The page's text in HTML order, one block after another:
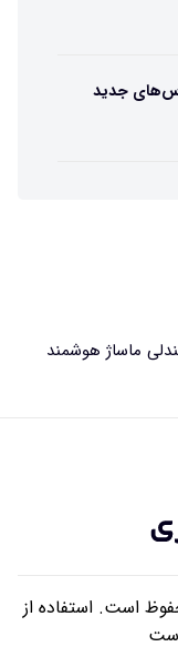
جدید
کردند؟
ماساژ هوشمند
است. استفاده از